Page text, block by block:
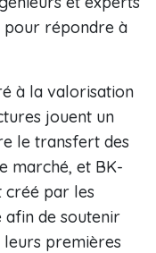
pour répondre à
à la valorisation
jouent un
le transfert des
marché, et BK-
créé par les
afin de soutenir
premières